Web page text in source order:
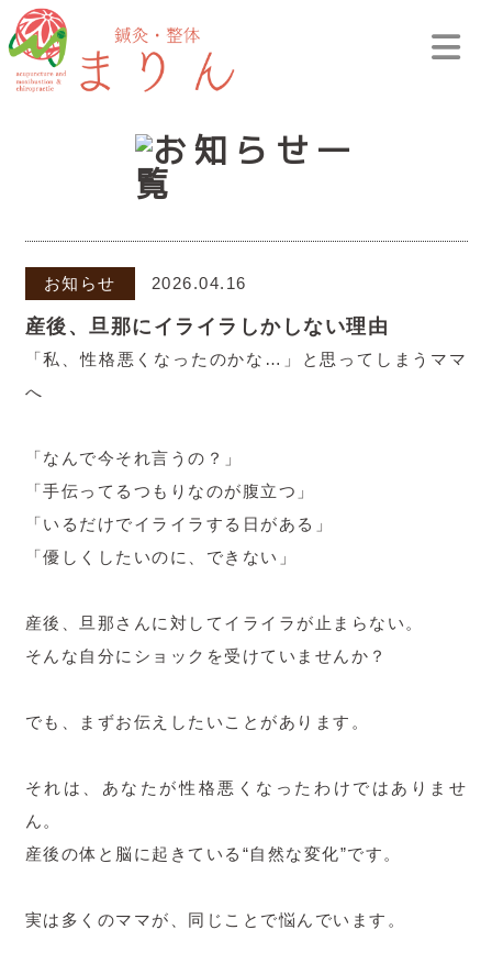
お知らせ 2026.04.16
産後、旦那にイライラしかしない理由
「私、性格悪くなったのかな…」と思ってしまうママ
へ
「なんで今それ言うの？」
「手伝ってるつもりなのが腹立つ」
「いるだけでイライラする日がある」
「優しくしたいのに、できない」
産後、旦那さんに対してイライラが止まらない。
そんな自分にショックを受けていませんか？
でも、まずお伝えしたいことがあります。
それは、あなたが性格悪くなったわけではありませ
ん。
産後の体と脳に起きている“自然な変化”です。
実は多くのママが、同じことで悩んでいます。